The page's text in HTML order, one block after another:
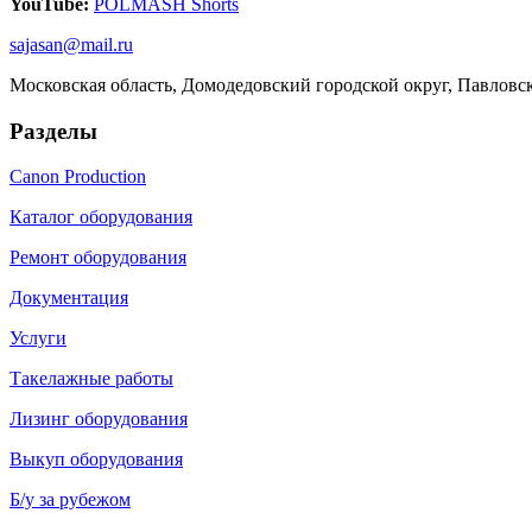
YouTube: POLMASH Shorts
sajasan@mail.ru
Московская область, Домодедовский городской округ,
Разделы
Canon Production
Каталог оборудования
Ремонт оборудования
Документация
Услуги
Такелажные работы
Лизинг оборудования
Выкуп оборудования
Б/у за рубежом